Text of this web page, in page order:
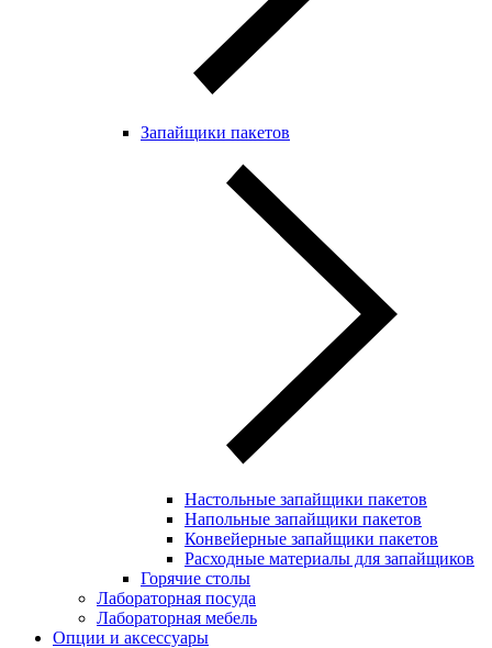
Запайщики пакетов
Настольные запайщики пакетов
Напольные запайщики пакетов
Конвейерные запайщики пакетов
Расходные материалы для запайщиков
Горячие столы
Лабораторная посуда
Лабораторная мебель
Опции и аксессуары